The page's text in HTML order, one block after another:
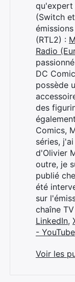
qu'expert
(Switch
(RTL2) :
Radio
DC
possède
des
Comics,
séries,
d'Olivier
outre, je
publié
été
sur
chaîne
LinkedIn,
- YouTube
Voir les
: